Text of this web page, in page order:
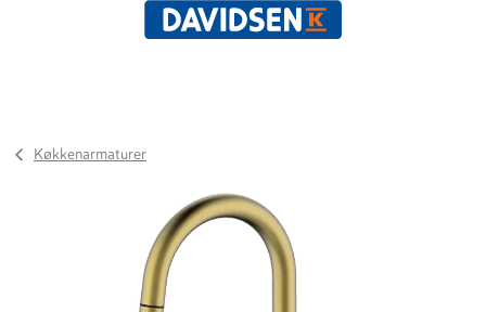
Køkkenarmaturer